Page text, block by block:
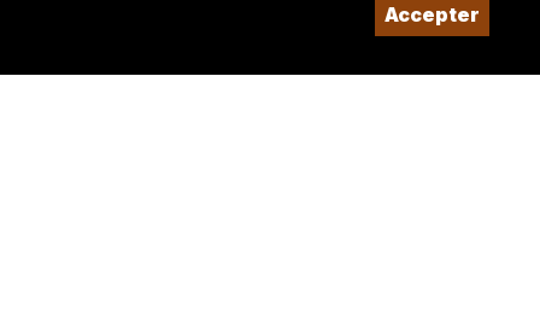
Accepter